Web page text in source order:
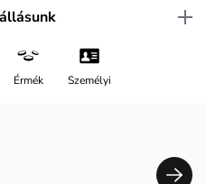
Érmék Személyi